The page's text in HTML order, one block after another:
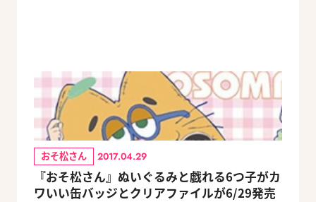
おそ松さん 2017.04.29
『おそ松さん』ぬいぐるみと戯れる6つ子がカ
ワいい缶バッジとクリアファイルが6/29発売